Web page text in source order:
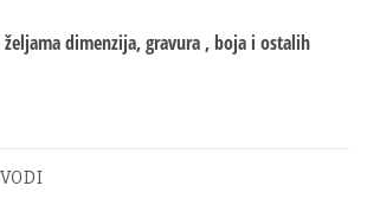
dimenzija, gravura , boja i ostalih